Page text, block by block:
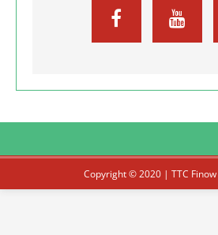
Copyright © 2020 | TTC